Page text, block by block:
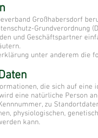
Großhabersdorf
Grundverordnung
und Geschäftspartner
unter anderem die
die sich auf
eine natürliche Person
zu
physiologischen,
kann.